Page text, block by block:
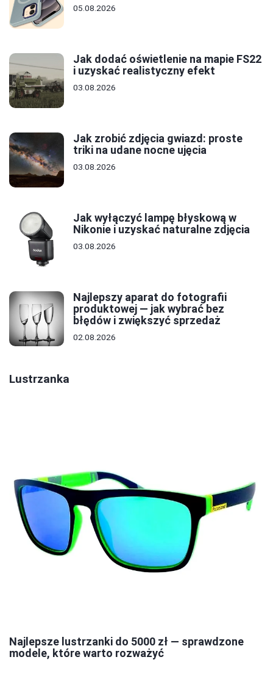
05.08.2026
Jak dodać oświetlenie na mapie FS22
i uzyskać realistyczny efekt
03.08.2026
Jak zrobić zdjęcia gwiazd: proste
triki na udane nocne ujęcia
03.08.2026
Jak wyłączyć lampę błyskową w
Nikonie i uzyskać naturalne zdjęcia
03.08.2026
Najlepszy aparat do fotografii
produktowej — jak wybrać bez
błędów i zwiększyć sprzedaż
02.08.2026
Lustrzanka
Najlepsze lustrzanki do 5000 zł — sprawdzone
modele, które warto rozważyć